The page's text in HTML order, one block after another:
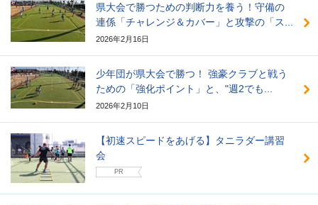
県大会で勝つための判断力を養う！守備の
連係「チャレンジ＆カバー」と攻撃の「ス...
2026年2月16日
少年団が県大会で勝つ！ 強豪クラブと戦う
ための「強化ポイント」と、"週2でも...
2026年2月10日
【初速スピードをあげる】タニラダー講習
会
PR